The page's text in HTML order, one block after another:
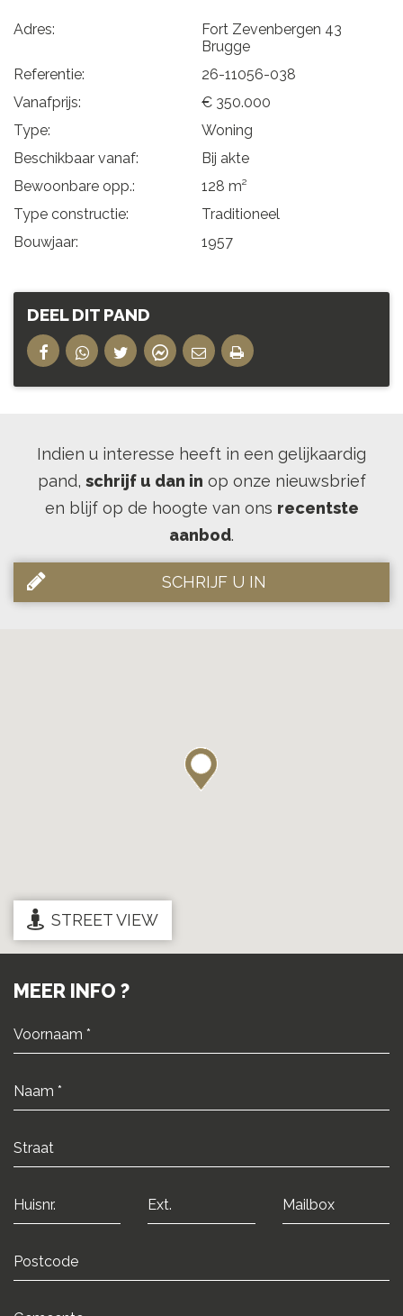
Adres:
Fort Zevenbergen 43
Brugge
Referentie:
26-11056-038
Vanafprijs:
€ 350.000
Type:
Woning
Beschikbaar vanaf:
Bij akte
Bewoonbare opp.:
128 m²
Type constructie:
Traditioneel
Bouwjaar:
1957
DEEL DIT PAND
Indien u interesse heeft in een gelijkaardig
pand, schrijf u dan in op onze nieuwsbrief
en blijf op de hoogte van ons recentste
aanbod.
SCHRIJF U IN
STREET VIEW
MEER INFO ?